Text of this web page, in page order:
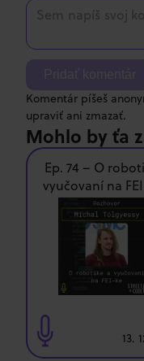
Komentár píšeš
upraviť ani zmazať.
Mohlo by ťa
Ep. 74 – O
vyučovaní na
Michalom
13.